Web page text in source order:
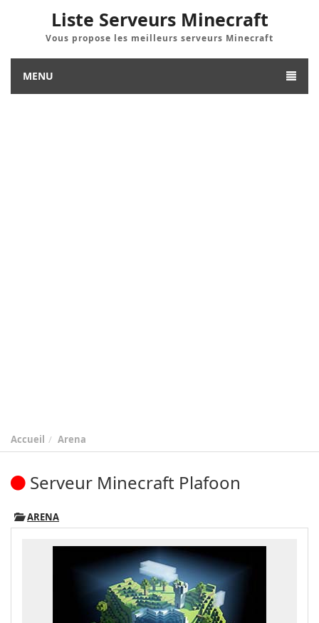
Liste Serveurs Minecraft
Vous propose les meilleurs serveurs Minecraft
MENU
Accueil Arena
Serveur Minecraft Plafoon
ARENA